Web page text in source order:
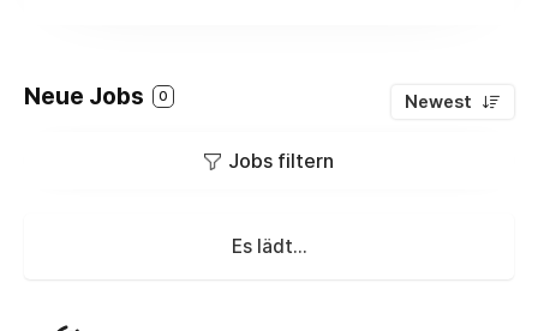
Neue Jobs 0 Newest
Jobs filtern
Es lädt...